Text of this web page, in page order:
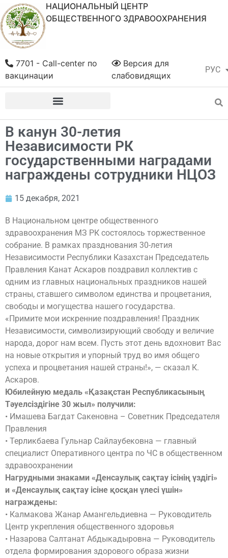
НАЦИОНАЛЬНЫЙ ЦЕНТР
ОБЩЕСТВЕННОГО ЗДРАВООХРАНЕНИЯ
РУС
ҚАЗ
Версия для
слабовидящих
7701 - Call-center по
вакцинации
В канун 30-летия
Независимости РК
государственными наградами
награждены сотрудники НЦОЗ
15 декабря, 2021
В Национальном центре общественного
здравоохранения МЗ РК состоялось торжественное
собрание. В рамках празднования 30-летия
Независимости Республики Казахстан Председатель
Правления Канат Аскаров поздравил коллектив с
одним из главных национальных праздников нашей
страны, ставшего символом единства и процветания,
свободы и могущества нашего государства.
«Примите мои искренние поздравления! Праздник
Независимости, символизирующий свободу и величие
народа, дорог нам всем. Пусть этот день вдохновит Вас
на новые открытия и упорный труд во имя общего
успеха и процветания нашей cтраны!», — сказал К.
Аскаров.
Юбилейную медаль «Қазақстан Республикасының
Тәуелсіздігіне 30 жыл» получили:
• Имашева Багдат Сакеновна – Советник Председателя
Правления
• Терликбаева Гульнар Сайлаубековна — главный
специалист Оперативного центра по ЧС в общественном
здравоохранении
Нагрудными знаками «Денсаулық сақтау ісінің үздігі»
и «Денсаулық сақтау ісіне қосқан үлесі үшін»
награждены:
• Калмакова Жанар Амангельдиевна — Руководитель
Центр укрепления общественного здоровья
• Назарова Салтанат Абдыкадыровна — Руководитель
отдела формирования здорового образа жизни